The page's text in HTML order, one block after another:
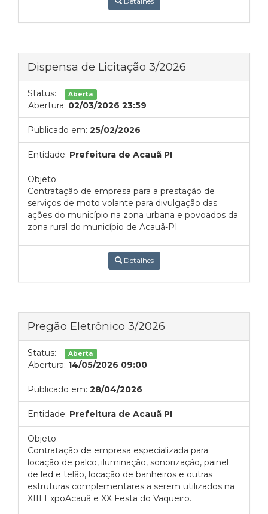
Dispensa de Licitação 3/2026
Status: Aberta
Abertura: 02/03/2026 23:59
Publicado em: 25/02/2026
Entidade: Prefeitura de Acauã PI
Objeto:
Contratação de empresa para a prestação de
serviços de moto volante para divulgação das
ações do município na zona urbana e povoados da
zona rural do município de Acauã-PI
Detalhes
Pregão Eletrônico 3/2026
Status: Aberta
Abertura: 14/05/2026 09:00
Publicado em: 28/04/2026
Entidade: Prefeitura de Acauã PI
Objeto:
Contratação de empresa especializada para
locação de palco, iluminação, sonorização, painel
de led e telão, locação de banheiros e outras
estruturas complementares a serem utilizados na
XIII ExpoAcauã e XX Festa do Vaqueiro.